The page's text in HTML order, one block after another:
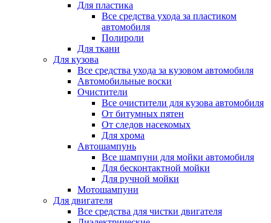
Для пластика
Все средства ухода за пластиком
автомобиля
Полироли
Для ткани
Для кузова
Все средства ухода за кузовом автомобиля
Автомобильные воски
Очистители
Все очистители для кузова автомобиля
От битумных пятен
От следов насекомых
Для хрома
Автошампунь
Все шампуни для мойки автомобиля
Для бесконтактной мойки
Для ручной мойки
Мотошампуни
Для двигателя
Все средства для чистки двигателя